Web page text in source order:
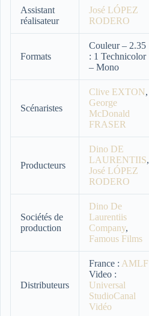
Assistant
réalisateur
José LÓPEZ
RODERO
Formats
Couleur – 2.35
: 1 Technicolor
– Mono
Scénaristes
Clive EXTON,
George
McDonald
FRASER
Producteurs
Dino DE
LAURENTIIS,
José LÓPEZ
RODERO
Sociétés de
production
Dino De
Laurentiis
Company,
Famous Films
Distributeurs
France : AMLF
Video :
Universal
StudioCanal
Vidéo